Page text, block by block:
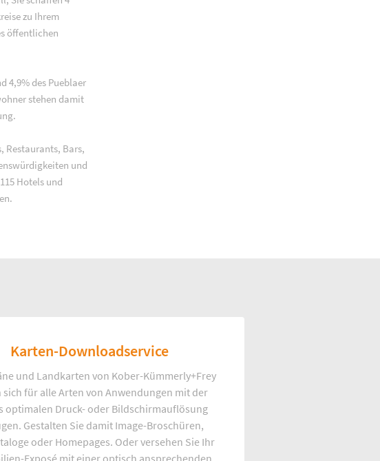
zu Ihrem
öffentlichen
4,9% des Pueblaer
stehen damit
Restaurants, Bars,
und
Hotels und
Karten-Downloadservice
und Landkarten von Kober-Kümmerly+Frey
sich für alle Arten von Anwendungen mit der
optimalen Druck- oder Bildschirmauflösung
Gestalten Sie damit Image-Broschüren,
oder Homepages. Oder versehen Sie Ihr
Exposé mit einer optisch ansprechenden